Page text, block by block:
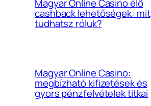
Magyar Online Casino élő
cashback lehetőségek: mit
tudhatsz róluk?
Magyar Online Casino:
megbízható kifizetések és
gyors pénzfelvételek titkai